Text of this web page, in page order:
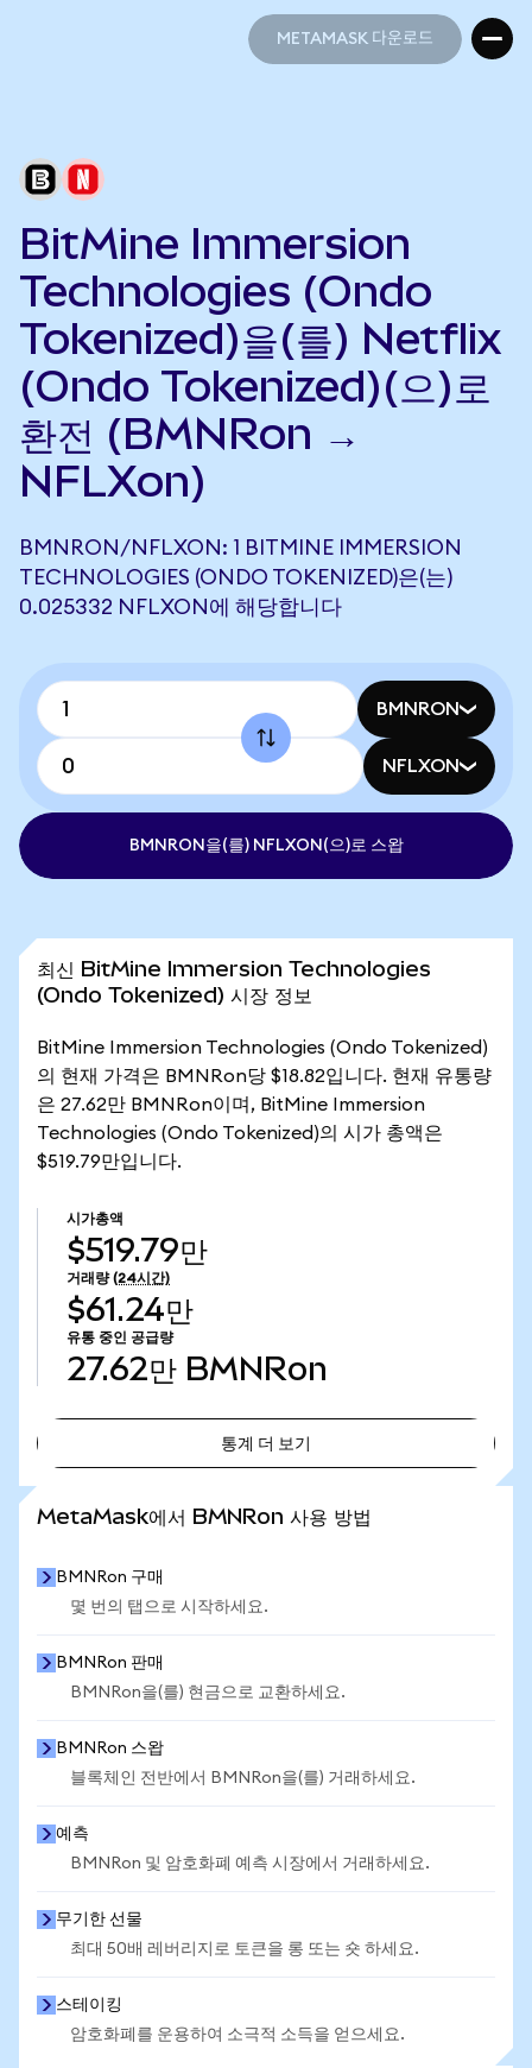
METAMASK 다운로드
BitMine Immersion
Technologies (Ondo
Tokenized)을(를) Netflix
(Ondo Tokenized)(으)로
환전 (BMNRon →
NFLXon)
BMNRON/NFLXON: 1 BITMINE IMMERSION
TECHNOLOGIES (ONDO TOKENIZED)은(는)
0.025332 NFLXON에 해당합니다
BMNRON
NFLXON
BMNRON을(를) NFLXON(으)로 스왑
최신 BitMine Immersion Technologies
(Ondo Tokenized) 시장 정보
BitMine Immersion Technologies (Ondo Tokenized)
의 현재 가격은 BMNRon당 $18.82입니다. 현재 유통량
은 27.62만 BMNRon이며, BitMine Immersion
Technologies (Ondo Tokenized)의 시가 총액은
$519.79만입니다.
시가총액
$519.79만
거래량 (24시간)
$61.24만
유통 중인 공급량
27.62만 BMNRon
통계 더 보기
MetaMask에서 BMNRon 사용 방법
BMNRon 구매
몇 번의 탭으로 시작하세요.
BMNRon 판매
BMNRon을(를) 현금으로 교환하세요.
BMNRon 스왑
블록체인 전반에서 BMNRon을(를) 거래하세요.
예측
BMNRon 및 암호화폐 예측 시장에서 거래하세요.
무기한 선물
최대 50배 레버리지로 토큰을 롱 또는 숏 하세요.
스테이킹
암호화폐를 운용하여 소극적 소득을 얻으세요.